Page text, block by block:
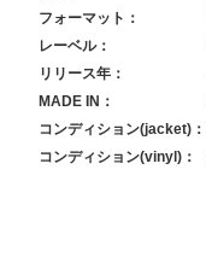
フォーマット：
レーベル：
リリース年：
MADE IN：
コンディション(jacket)：
コンディション(vinyl)：